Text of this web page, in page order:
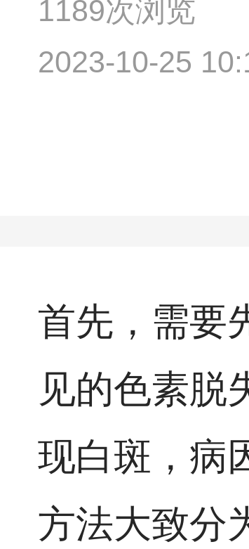
1189次浏览
2023-10-25
首先，需要
见的色素脱
现白斑，病
方法大致分